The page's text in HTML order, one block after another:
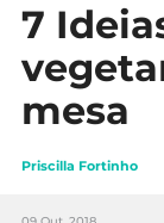
Fitness
7
mesa
Priscilla Fortinho